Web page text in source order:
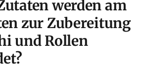
werden am
zur Zubereitung
und Rollen